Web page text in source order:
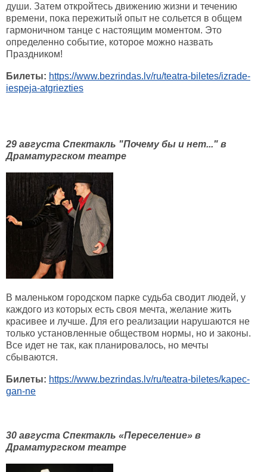
души. Затем откройтесь движению жизни и течению
времени, пока пережитый опыт не сольется в общем
гармоничном танце с настоящим моментом. Это
определенно событие, которое можно назвать
Праздником!
Билеты: https://www.bezrindas.lv/ru/teatra-biletes/izrade-
iespeja-atgriezties
29 августа Спектакль "Почему бы и нет..." в
Драматургском театре
В маленьком городском парке судьба сводит людей, у
каждого из которых есть своя мечта, желание жить
красивее и лучше. Для его реализации нарушаются не
только установленные обществом нормы, но и законы.
Все идет не так, как планировалось, но мечты
сбываются.
Билеты: https://www.bezrindas.lv/ru/teatra-biletes/kapec-
gan-ne
30 августа Спектакль «Переселение» в
Драматургском театре